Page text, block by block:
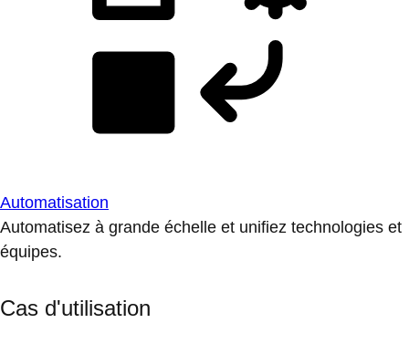
Automatisation
Automatisez à grande échelle et unifiez technologies et
équipes.
Cas d'utilisation